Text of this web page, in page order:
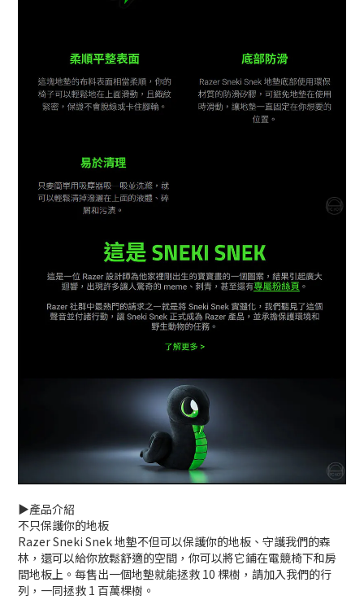
▶️產品介紹
不只保護你的地板
Razer Sneki Snek 地墊不但可以保護你的地板、守護我們的森
林，還可以給你放鬆舒適的空間，你可以將它鋪在電競椅下和房
間地板上。每售出一個地墊就能拯救 10 棵樹，請加入我們的行
列，一同拯救 1 百萬棵樹。